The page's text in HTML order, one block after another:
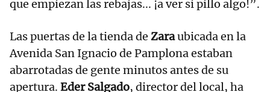
que empiezan las rebajas... ¡a ver si pillo algo!”.
Las puertas de la tienda de Zaraubicada en la
Avenida San Ignacio de Pamplona estaban
abarrotadas de gente minutos antes de su
apertura. Eder Salgado, director del local, ha